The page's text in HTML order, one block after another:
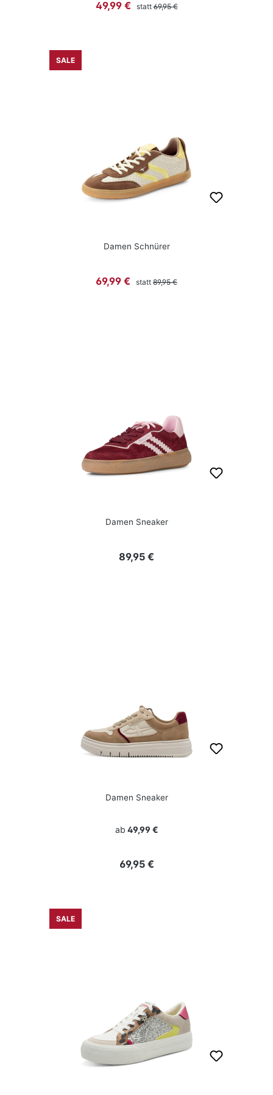
Verkaufspreis:
49,99 € statt Regulärer Preis:
69,95 €
SALE
Damen Schnürer
Verkaufspreis:
69,99 € statt Regulärer Preis:
89,95 €
Damen Sneaker
Regulärer Preis:
89,95 €
Damen Sneaker
ab 49,99 €
Regulärer Preis:
69,95 €
SALE